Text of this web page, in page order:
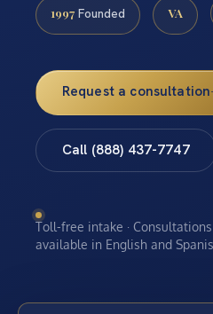
1997 Founded VA
Request a consultation
Call (888) 437-7747
Toll-free intake ·
available in English and